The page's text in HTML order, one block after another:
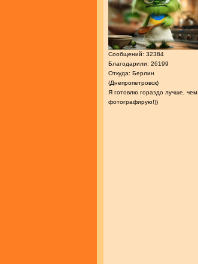
Сообщений: 32384
Благодарили: 26199
Откуда: Берлин
(Днепропетровск)
Я готовлю гораздо лучше, чем
фотографирую!))